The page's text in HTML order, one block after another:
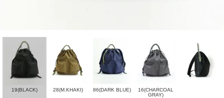
19(BLACK) 28(M.KHAKI) 86(DARK BLUE)
16(CHARCOAL
GRAY)